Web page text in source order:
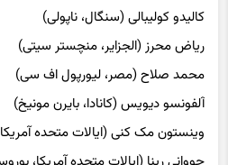
کالیدو کولیبالی (سنگال، ناپولی)
ریاض محرز (الجزایر، منچستر سیتی)
محمد صلاح (مصر، لیورپول اف سی)
آلفونسو دیویس (کانادا، بایرن مونیخ)
وینستون مک کنی (ایالات متحده